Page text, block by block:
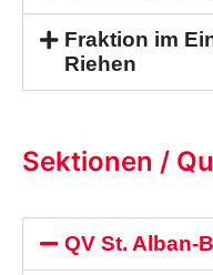
Fraktion im
Riehen
Sektionen /
QV St. Alban-